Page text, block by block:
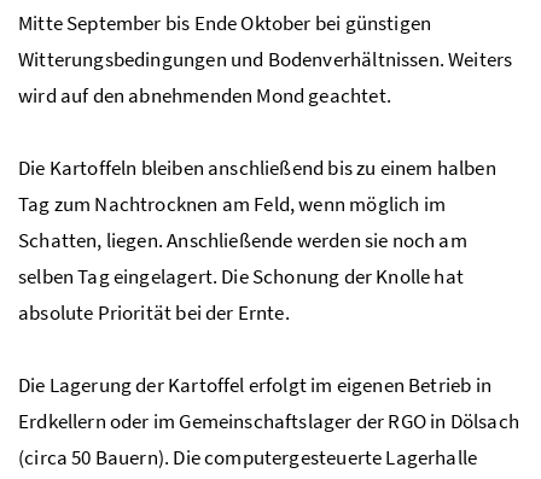
Mitte September bis Ende Oktober bei günstigen
Witterungsbedingungen und Bodenverhältnissen. Weiters
wird auf den abnehmenden Mond geachtet.
Die Kartoffeln bleiben anschließend bis zu einem halben
Tag zum Nachtrocknen am Feld, wenn möglich im
Schatten, liegen. Anschließende werden sie noch am
selben Tag eingelagert. Die Schonung der Knolle hat
absolute Priorität bei der Ernte.
Die Lagerung der Kartoffel erfolgt im eigenen Betrieb in
Erdkellern oder im Gemeinschaftslager derRGOin Dölsach
(circa 50 Bauern). Die computergesteuerte Lagerhalle